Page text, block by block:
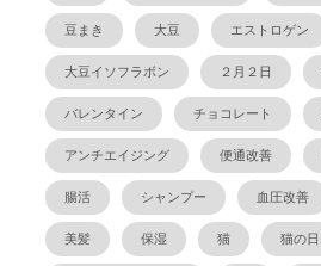
豆まき 大豆 エストロゲン
大豆イソフラボン ２月２日
バレンタイン チョコレート
アンチエイジング 便通改善
腸活 シャンプー 血圧改善
美髪 保湿 猫 猫の日